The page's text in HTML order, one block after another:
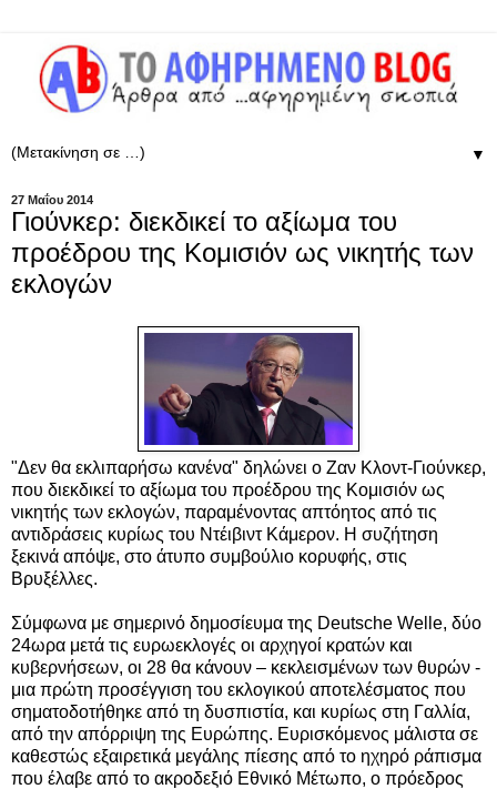
▼
27 Μαΐου 2014
Γιούνκερ: διεκδικεί το αξίωμα του
προέδρου της Κομισιόν ως νικητής των
εκλογών
"Δεν θα εκλιπαρήσω κανένα" δηλώνει ο Ζαν Κλοντ-Γιούνκερ,
που διεκδικεί το αξίωμα του προέδρου της Κομισιόν ως
νικητής των εκλογών, παραμένοντας απτόητος από τις
αντιδράσεις κυρίως του Ντέιβιντ Κάμερον. Η συζήτηση
ξεκινά απόψε, στο άτυπο συμβούλιο κορυφής, στις
Βρυξέλλες.
Σύμφωνα με σημερινό δημοσίευμα της Deutsche Welle, δύο
24ωρα μετά τις ευρωεκλογές οι αρχηγοί κρατών και
κυβερνήσεων, οι 28 θα κάνουν – κεκλεισμένων των θυρών -
μια πρώτη προσέγγιση του εκλογικού αποτελέσματος που
σηματοδοτήθηκε από τη δυσπιστία, και κυρίως στη Γαλλία,
από την απόρριψη της Ευρώπης. Ευρισκόμενος μάλιστα σε
καθεστώς εξαιρετικά μεγάλης πίεσης από το ηχηρό ράπισμα
που έλαβε από το ακροδεξιό Εθνικό Μέτωπο, ο πρόεδρος